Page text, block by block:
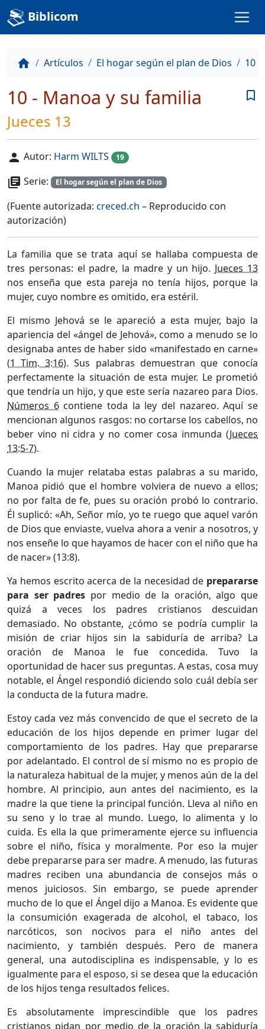
Biblicom
home Artículos El hogar según el plan de Dios 10
bookmark_border
10 - Manoa y su familia
Jueces 13
person Autor: Harm WILTS 19
library_books Serie: El hogar según el plan de Dios
(Fuente autorizada: creced.ch – Reproducido con
autorización)
La familia que se trata aquí se hallaba compuesta de
tres personas: el padre, la madre y un hijo. Jueces 13
nos enseña que esta pareja no tenía hijos, porque la
mujer, cuyo nombre es omitido, era estéril.
El mismo Jehová se le apareció a esta mujer, bajo la
apariencia del «ángel de Jehová», como a menudo se lo
designaba antes de haber sido «manifestado en carne»
(1 Tim. 3:16). Sus palabras demuestran que conocía
perfectamente la situación de esta mujer. Le prometió
que tendría un hijo, y que este sería nazareo para Dios.
Números 6contiene toda la ley del nazareo. Aquí se
mencionan algunos rasgos: no cortarse los cabellos, no
beber vino ni cidra y no comer cosa inmunda (Jueces
13:5-7).
Cuando la mujer relataba estas palabras a su marido,
Manoa pidió que el hombre volviera de nuevo a ellos;
no por falta de fe, pues su oración probó lo contrario.
Él suplicó: «Ah, Señor mío, yo te ruego que aquel varón
de Dios que enviaste, vuelva ahora a venir a nosotros, y
nos enseñe lo que hayamos de hacer con el niño que ha
de nacer» (13:8).
Ya hemos escrito acerca de la necesidad de prepararse
para ser padres por medio de la oración, algo que
quizá a veces los padres cristianos descuidan
demasiado. No obstante, ¿cómo se podría cumplir la
misión de criar hijos sin la sabiduría de arriba? La
oración de Manoa le fue concedida. Tuvo la
oportunidad de hacer sus preguntas. A estas, cosa muy
notable, el Ángel respondió diciendo solo cuál debía ser
la conducta de la futura madre.
Estoy cada vez más convencido de que el secreto de la
educación de los hijos depende en primer lugar del
comportamiento de los padres. Hay que prepararse
por adelantado. El control de sí mismo no es propio de
la naturaleza habitual de la mujer, y menos aún de la del
hombre. Al principio, aun antes del nacimiento, es la
madre la que tiene la principal función. Lleva al niño en
su seno y lo trae al mundo. Luego, lo alimenta y lo
cuida. Es ella la que primeramente ejerce su influencia
sobre el niño, física y moralmente. Por eso la mujer
debe prepararse para ser madre. A menudo, las futuras
madres reciben una abundancia de consejos más o
menos juiciosos. Sin embargo, se puede aprender
mucho de lo que el Ángel dijo a Manoa. Es evidente que
la consumición exagerada de alcohol, el tabaco, los
narcóticos, son nocivos para el niño antes del
nacimiento, y también después. Pero de manera
general, una autodisciplina es indispensable, y lo es
igualmente para el esposo, si se desea que la educación
de los hijos tenga resultados felices.
Es absolutamente imprescindible que los padres
cristianos pidan por medio de la oración la sabiduría